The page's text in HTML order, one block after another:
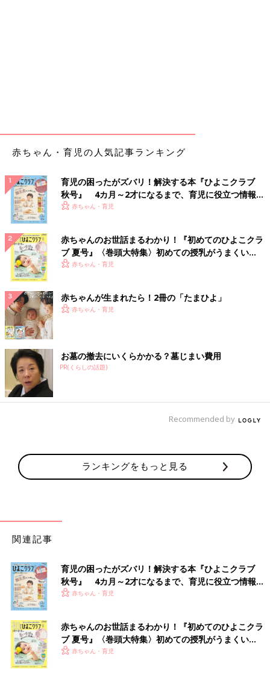
赤ちゃん・育児の人気記事ランキング
育児の困ったがズバリ！解決する本『ひよこクラブ
秋号』 4カ月～2才になるまで、育児に役立つ情報が
いっぱい！
赤ちゃん・育児
赤ちゃんのお世話まるわかり！『初めてのひよこクラ
ブ 夏号』〈巻頭大特集〉初めての授乳がうまくい
く！ おっぱい・ミルクの基本と夏のトラブル 解決テ
赤ちゃん・育児
赤ちゃんが生まれたら！2冊の「たまひよ」
赤ちゃん・育児
お墓の撤去にいくらかかる？墓じまい費用
PR(くらしの話題)
Recommended by
ランキングをもっと見る
関連記事
育児の困ったがズバリ！解決する本『ひよこクラブ
秋号』 4カ月～2才になるまで、育児に役立つ情報が
いっぱい！
赤ちゃん・育児
赤ちゃんのお世話まるわかり！『初めてのひよこクラ
ブ 夏号』〈巻頭大特集〉初めての授乳がうまくい
く！ おっぱい・ミルクの基本と夏のトラブル 解決テ
赤ちゃん・育児